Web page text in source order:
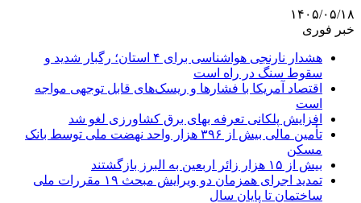
۱۴۰۵/۰۵/۱۸
خبر فوری
هشدار نارنجی هواشناسی برای ۴ استان؛ رگبار شدید و
سقوط سنگ در راه است
اقتصاد آمریکا با فشارها و ریسک‌های قابل توجهی مواجه
است
افزایش پلکانی تعرفه بهای برق کشاورزی لغو شد
تأمین مالی بیش از ۳۹۶ هزار واحد نهضت ملی توسط بانک
مسکن
بیش از ۱۵ هزار زائر اربعین به البرز بازگشتند
تمدید اجرای همزمان دو ویرایش مبحث ۱۹ مقررات ملی
ساختمان تا پایان سال